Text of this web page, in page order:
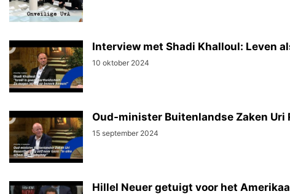
Interview met Shadi Khalloul: Leven
10 oktober 2024
Oud-minister Buitenlandse Zaken Uri
15 september 2024
Hillel Neuer getuigt voor het